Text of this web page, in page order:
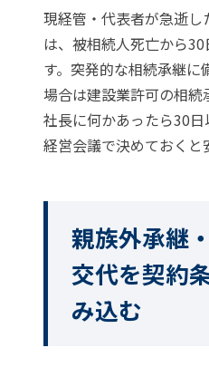
現経管・代表者が急逝
は、被相続人死亡から
す。突発的な相続承継に
場合は建設業許可の相続
社長に何かあったら30
経営会議で決めておくと
親族外承継
交代を契約
み込む